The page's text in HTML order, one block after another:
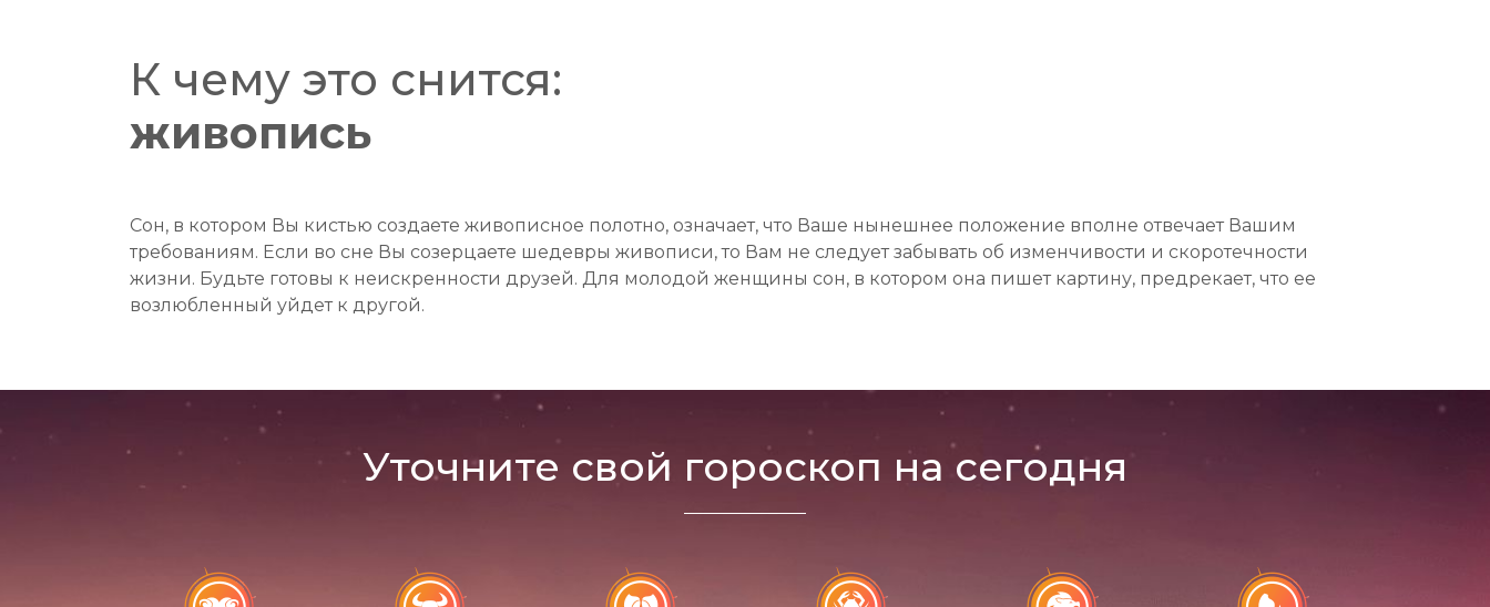
К чему это снится:
живопись
Сон, в котором Вы кистью создаете живописное полотно, означает, что Ваше нынешнее положение вполне отвечает Вашим
требованиям. Если во сне Вы созерцаете шедевры живописи, то Вам не следует забывать об изменчивости и скоротечности
жизни. Будьте готовы к неискренности друзей. Для молодой женщины сон, в котором она пишет картину, предрекает, что ее
возлюбленный уйдет к другой.
Уточните свой гороскоп на сегодня